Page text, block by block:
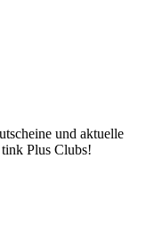
und aktuelle
Plus Clubs!